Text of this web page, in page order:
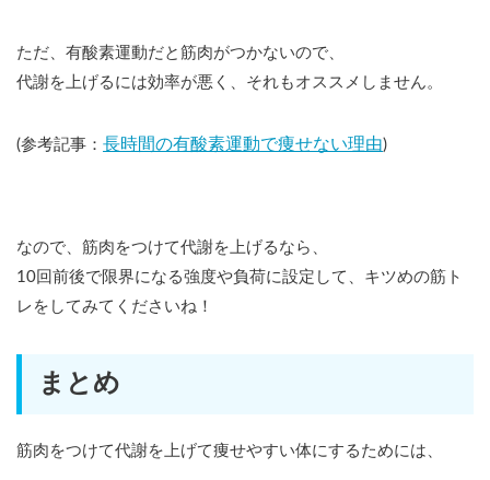
ただ、有酸素運動だと筋肉がつかないので、
代謝を上げるには効率が悪く、それもオススメしません。
(参考記事： 長時間の有酸素運動で痩せない理由)
なので、筋肉をつけて代謝を上げるなら、
10回前後で限界になる強度や負荷に設定して、キツめの筋ト
レをしてみてくださいね！
まとめ
筋肉をつけて代謝を上げて痩せやすい体にするためには、